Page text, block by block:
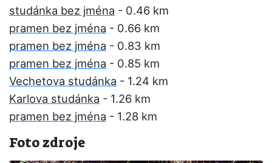
studánka bez jména - 0.46 km
pramen bez jména - 0.66 km
pramen bez jména - 0.83 km
pramen bez jména - 0.85 km
Vechetova studánka - 1.24 km
Karlova studánka - 1.26 km
pramen bez jména - 1.28 km
Foto zdroje